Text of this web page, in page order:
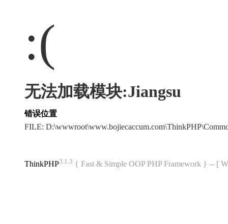
:(
无法加载模块:Jiangsu
错误位置
FILE:
ThinkPHP3.1.3 { Fast & Simple OOP PHP Framework } -- [